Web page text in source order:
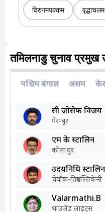
विरुगमपक्कम वृद्धाचलम
तमिलनाडु चुनाव प्रमुख